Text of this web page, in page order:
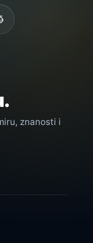
znanosti i